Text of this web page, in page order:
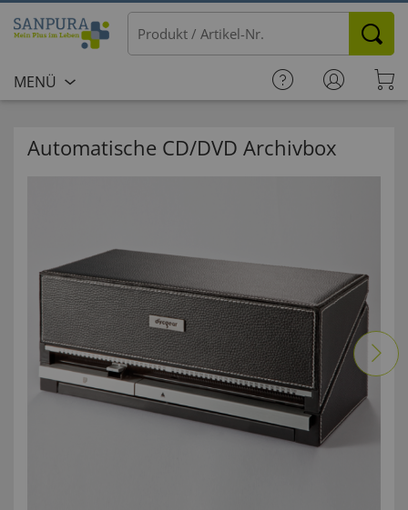
MENÜ
Automatische CD/DVD Archivbox